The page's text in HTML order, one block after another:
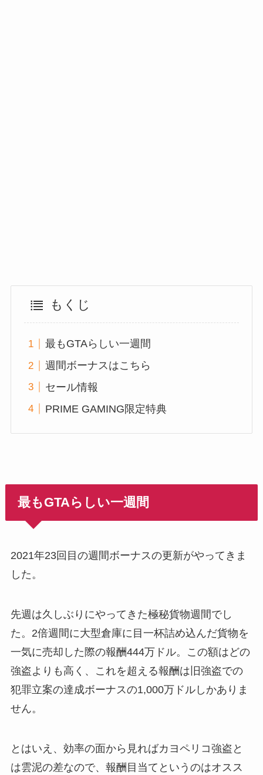
もくじ
最もGTAらしい一週間
週間ボーナスはこちら
セール情報
PRIME GAMING限定特典
最もGTAらしい一週間
2021年23回目の週間ボーナスの更新がやってきま
した。
先週は久しぶりにやってきた極秘貨物週間でし
た。2倍週間に大型倉庫に目一杯詰め込んだ貨物を
一気に売却した際の報酬444万ドル。この額はどの
強盗よりも高く、これを超える報酬は旧強盗での
犯罪立案の達成ボーナスの1,000万ドルしかありま
せん。
とはいえ、効率の面から見ればカヨペリコ強盗と
は雲泥の差なので、報酬目当てというのはオスス